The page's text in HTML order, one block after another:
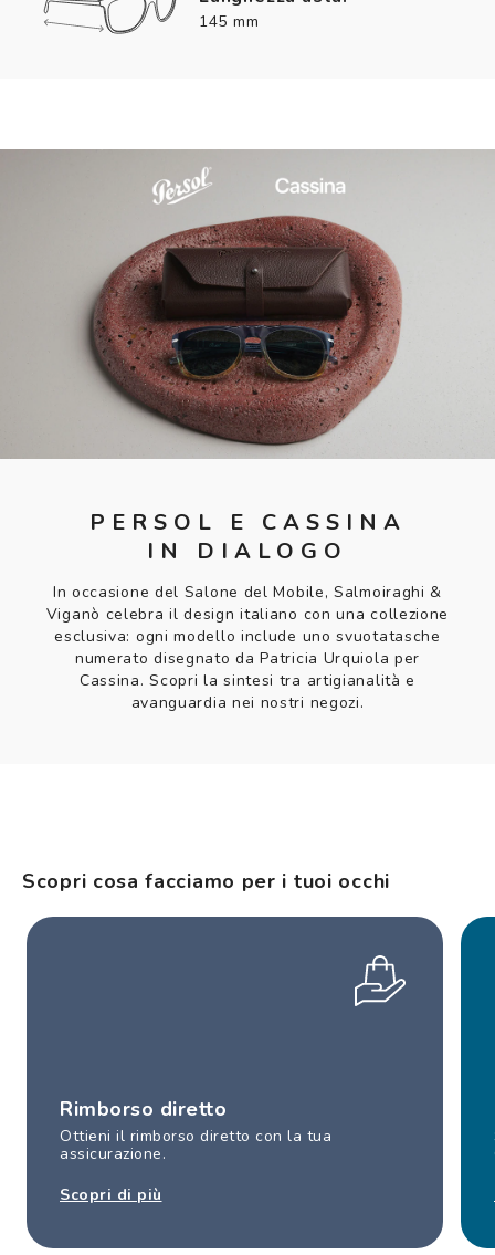
145 mm
PERSOL E CASSINA
IN DIALOGO
In occasione del Salone del Mobile, Salmoiraghi &
Viganò celebra il design italiano con una collezione
esclusiva: ogni modello include uno svuotatasche
numerato disegnato da Patricia Urquiola per
Cassina. Scopri la sintesi tra artigianalità e
avanguardia nei nostri negozi.
Scopri cosa facciamo per i tuoi occhi
Rimborso diretto
Ottieni il rimborso diretto con la tua
assicurazione.
Scopri di più